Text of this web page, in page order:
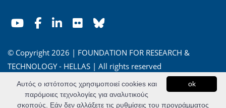
© Copyright 2026 | FOUNDATION FOR RESEARCH &
TECHNOLOGY - HELLAS | All rights reserved
'Οροι Χρήσης|Πολιτική Απορρήτου ok
Αυτός ο ιστότοπος χρησιμοποιεί cookies και
παρόμοιες τεχνολογίες για αναλυτικούς
σκοπούς. Εάν δεν αλλάξετε τις ρυθμίσεις του προγράμματος